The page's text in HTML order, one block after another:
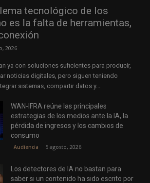
tecnológico de los
es la falta de herramientas,
2026
ya con soluciones suficientes para producir,
noticias digitales, pero siguen teniendo
sistemas, compartir datos y...
WAN-IFRA reúne las principales
estrategias de los medios ante la IA, la
pérdida de ingresos y los cambios de
consumo
Audiencia 5 agosto, 2026
Los detectores de IA no bastan para
saber si un contenido ha sido escrito por